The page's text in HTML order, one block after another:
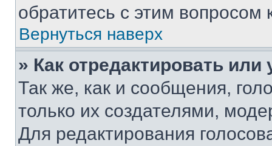
обратитесь с этим вопросом
Вернуться наверх
» Как отредактировать
Так же, как и сообщения,
только их создателями,
Для редактирования